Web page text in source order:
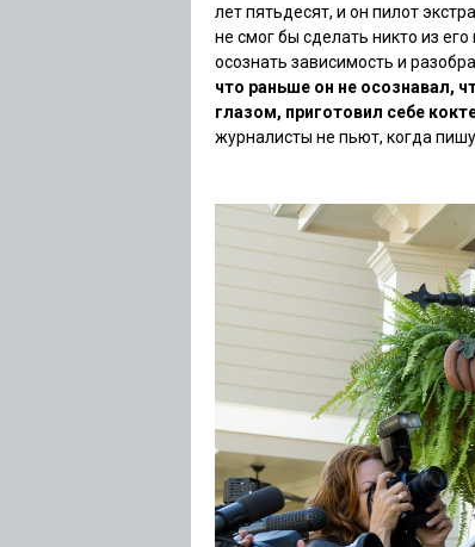
лет пятьдесят, и он пилот
не смог бы сделать никто из
осознать зависимость и
что раньше он не осознавал,
глазом, приготовил себе
журналисты не пьют, когда